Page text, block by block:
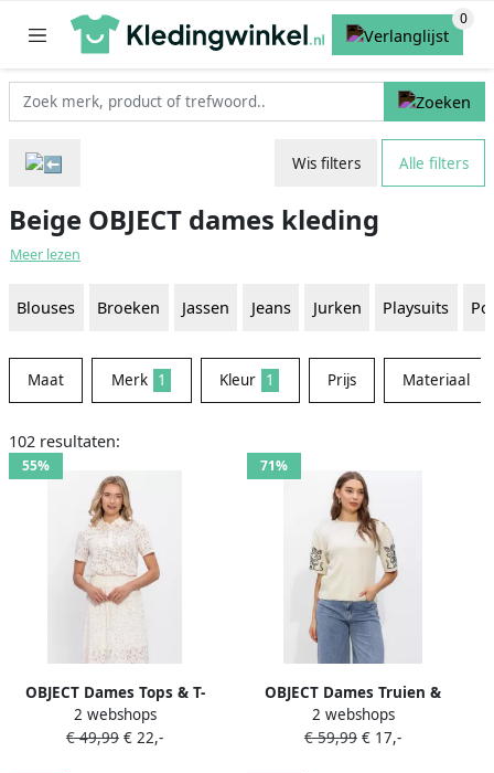
Wis filters Alle filters
Beige OBJECT dames kleding
Meer lezen
Blouses Broeken Jassen Jeans Jurken Playsuits
Maat Merk 1 Kleur 1 Prijs Materiaal
102 resultaten:
55%
OBJECT Dames Tops & T-
shirts Objbianca S s Lo Polo
Top Creme
2 webshops
€ 49,99 € 22,-
71%
OBJECT Dames Truien &
Vesten Objflora 2 4 Re Knit
Pullover Creme
2 webshops
€ 59,99 € 17,-